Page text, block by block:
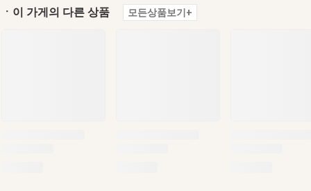
ㆍ이 가게의 다른 상품 모든상품보기+